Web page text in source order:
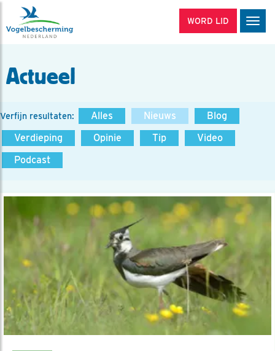
WORD LID
Actueel
Verfijn resultaten: Alles Nieuws
Blog
Verdieping
Opinie Tip
Video
Podcast